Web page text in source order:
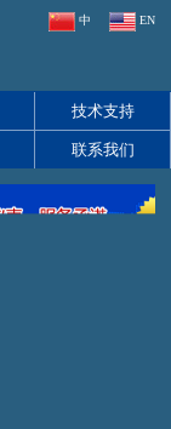
中 EN
技术支持
联系我们